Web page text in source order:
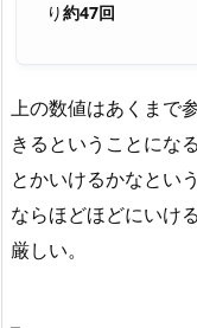
り約47回
上の数値はあくまで
きるということにな
とかいけるかなとい
ならほどほどにいけ
厳しい。